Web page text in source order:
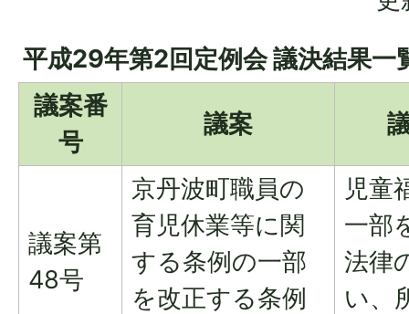
平成29年第2回定例会 議決結果一
議案番
号
議案
議案第
48号
京丹波町職員の
育児休業等に関
する条例の一部
を改正する条例
児童
一部
法律
い、